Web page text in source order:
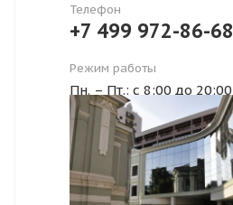
Телефон
+7 499 972-86-68
Режим работы
Пн. – Пт.: с 8:00 до 20:00